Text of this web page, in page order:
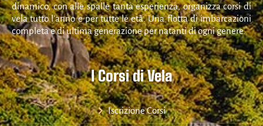
dinamico, con alle spalle tanta esperienza, organizza corsi di
vela tutto l’anno e per tutte le età. Una flotta di imbarcazioni
completa e di ultima generazione per natanti di ogni genere.
I Corsi di Vela
Iscrizione Corsi